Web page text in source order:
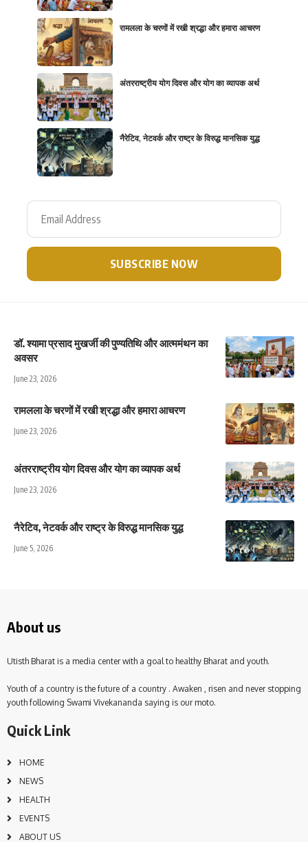
रामलला के चरणों में रखी श्रद्धा और हमारा आचरण
अंतरराष्ट्रीय योग दिवस और योग का व्यापक अर्थ
नैरेटिव, नेटवर्क और राष्ट्र के विरुद्ध मानसिक युद्ध
डॉ. श्यामा प्रसाद मुखर्जी की पुण्यतिथि और आत्ममंथन का
अवसर
June 23, 2026
रामलला के चरणों में रखी श्रद्धा और हमारा आचरण
June 23, 2026
अंतरराष्ट्रीय योग दिवस और योग का व्यापक अर्थ
June 23, 2026
नैरेटिव, नेटवर्क और राष्ट्र के विरुद्ध मानसिक युद्ध
June 5, 2026
About us
Utisth Bharat is a media center with a goal to healthy Bharat and youth.
Youth of a country is the future of a country . Awaken , risen and never stopping
youth following Swami Vivekananda saying is our moto.
Quick Link
HOME
NEWS
HEALTH
EVENTS
ABOUT US